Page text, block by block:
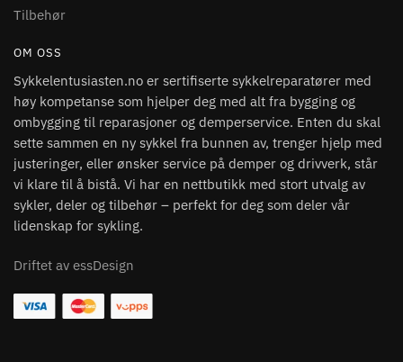
Tilbehør
OM OSS
Sykkelentusiasten.no er sertifiserte sykkelreparatører med
høy kompetanse som hjelper deg med alt fra bygging og
ombygging til reparasjoner og demperservice. Enten du skal
sette sammen en ny sykkel fra bunnen av, trenger hjelp med
justeringer, eller ønsker service på demper og drivverk, står
vi klare til å bistå. Vi har en nettbutikk med stort utvalg av
sykler, deler og tilbehør – perfekt for deg som deler vår
lidenskap for sykling.
Driftet av essDesign